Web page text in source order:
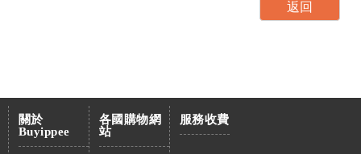
關於
Buyippee
各國購物網
站
服務收費